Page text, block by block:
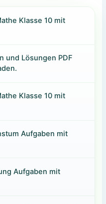
Klasse 10 mit
und Lösungen PDF
Klasse 10 mit
Aufgaben mit
Aufgaben mit